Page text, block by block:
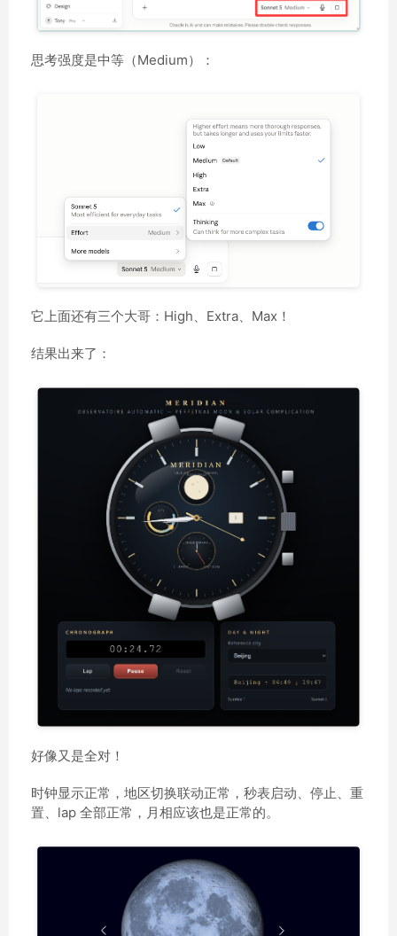
思考强度是中等（Medium）：
它上面还有三个大哥：High、Extra、Max！
结果出来了：
好像又是全对！
时钟显示正常，地区切换联动正常，秒表启动、停止、重
置、lap 全部正常，月相应该也是正常的。